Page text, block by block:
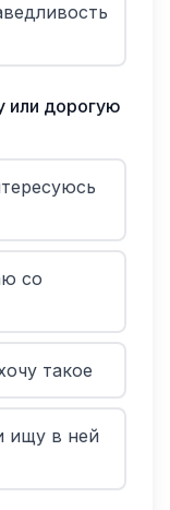
или дорогую
со
такое
ищу в ней